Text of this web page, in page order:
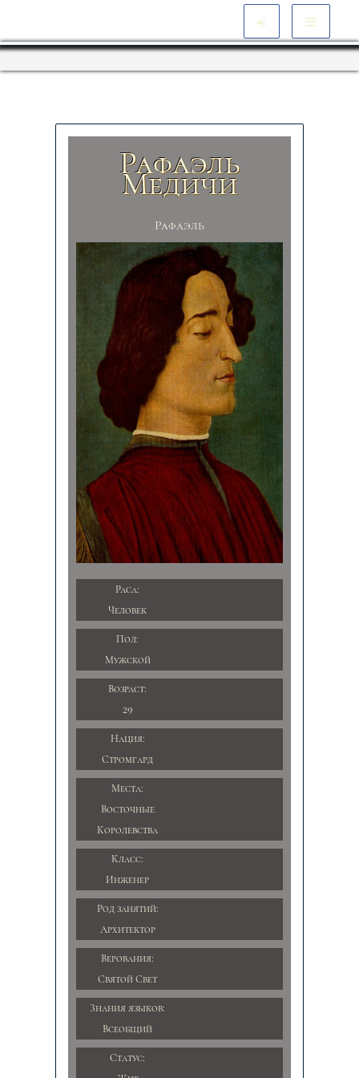
Рафаэль
Медичи
Рафаэль
Раса:
Человек
Пол:
Мужской
Возраст:
29
Нация:
Стромгард
Места:
Восточные
Королевства
Класс:
Инженер
Род занятий:
Архитектор
Верования:
Святой Свет
Знания языков:
Всеобщий
Статус: